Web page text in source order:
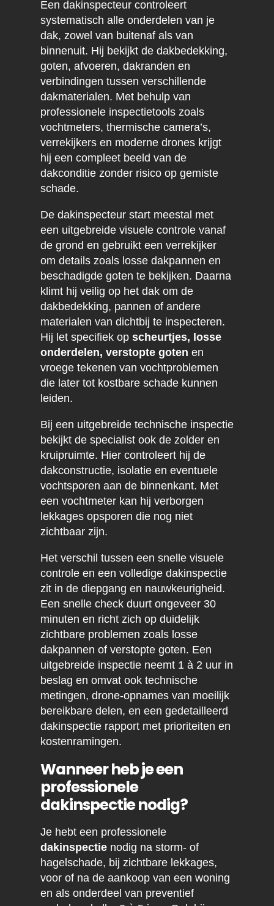
Een dakinspecteur controleert
systematisch alle onderdelen van je
dak, zowel van buitenaf als van
binnenuit. Hij bekijkt de dakbedekking,
goten, afvoeren, dakranden en
verbindingen tussen verschillende
dakmaterialen. Met behulp van
professionele inspectietools zoals
vochtmeters, thermische camera’s,
verrekijkers en moderne drones krijgt
hij een compleet beeld van de
dakconditie zonder risico op gemiste
schade.
De dakinspecteur start meestal met
een uitgebreide visuele controle vanaf
de grond en gebruikt een verrekijker
om details zoals losse dakpannen en
beschadigde goten te bekijken. Daarna
klimt hij veilig op het dak om de
dakbedekking, pannen of andere
materialen van dichtbij te inspecteren.
Hij let specifiek op scheurtjes, losse
onderdelen, verstopte goten en
vroege tekenen van vochtproblemen
die later tot kostbare schade kunnen
leiden.
Bij een uitgebreide technische inspectie
bekijkt de specialist ook de zolder en
kruipruimte. Hier controleert hij de
dakconstructie, isolatie en eventuele
vochtsporen aan de binnenkant. Met
een vochtmeter kan hij verborgen
lekkages opsporen die nog niet
zichtbaar zijn.
Het verschil tussen een snelle visuele
controle en een volledige dakinspectie
zit in de diepgang en nauwkeurigheid.
Een snelle check duurt ongeveer 30
minuten en richt zich op duidelijk
zichtbare problemen zoals losse
dakpannen of verstopte goten. Een
uitgebreide inspectie neemt 1 à 2 uur in
beslag en omvat ook technische
metingen, drone-opnames van moeilijk
bereikbare delen, en een gedetailleerd
dakinspectie rapport met prioriteiten en
kostenramingen.
Wanneer heb je een
professionele
dakinspectie nodig?
Je hebt een professionele
dakinspectienodig na storm- of
hagelschade, bij zichtbare lekkages,
voor of na de aankoop van een woning
en als onderdeel van preventief